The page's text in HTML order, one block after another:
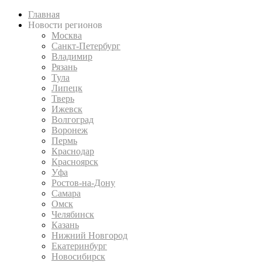
Главная
Новости регионов
Москва
Санкт-Петербург
Владимир
Рязань
Тула
Липецк
Тверь
Ижевск
Волгоград
Воронеж
Пермь
Краснодар
Красноярск
Уфа
Ростов-на-Дону
Самара
Омск
Челябинск
Казань
Нижний Новгород
Екатеринбург
Новосибирск